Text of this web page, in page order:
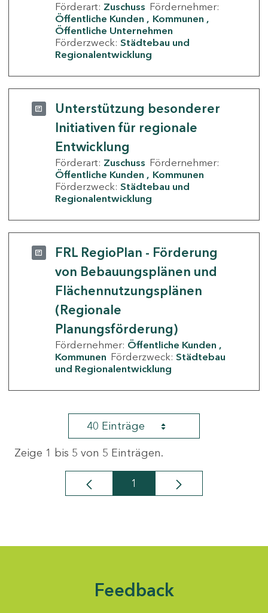
Förderart: Zuschuss Fördernehmer:
Öffentliche Kunden
Kommunen
Öffentliche Unternehmen
Förderzweck: Städtebau und
Regionalentwicklung
Unterstützung besonderer
Initiativen für regionale
Entwicklung
Förderart: Zuschuss Fördernehmer:
Öffentliche Kunden
Kommunen
Förderzweck: Städtebau und
Regionalentwicklung
FRL RegioPlan - Förderung
von Bebauungsplänen und
Flächennutzungsplänen
(Regionale
Planungsförderung)
Fördernehmer: Öffentliche Kunden
Kommunen Förderzweck: Städtebau
und Regionalentwicklung
40 Einträge
Zeige 1 bis 5 von 5 Einträgen.
Seite
1
Feedback